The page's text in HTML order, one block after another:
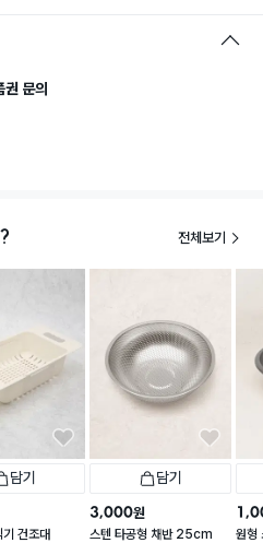
문의
전체보기
담기
기 건조대
담기
3,000원
스텐 타공형 채반 25cm 원형